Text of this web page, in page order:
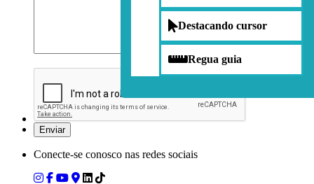
Destacando cursor
Regua guia
Conecte-se conosco nas redes sociais